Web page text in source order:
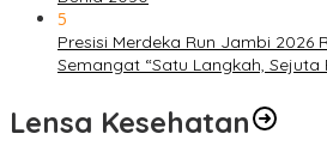
5
Presisi Merdeka Run Jambi 2026
Semangat “Satu Langkah, Sejuta
Lensa Kesehatan